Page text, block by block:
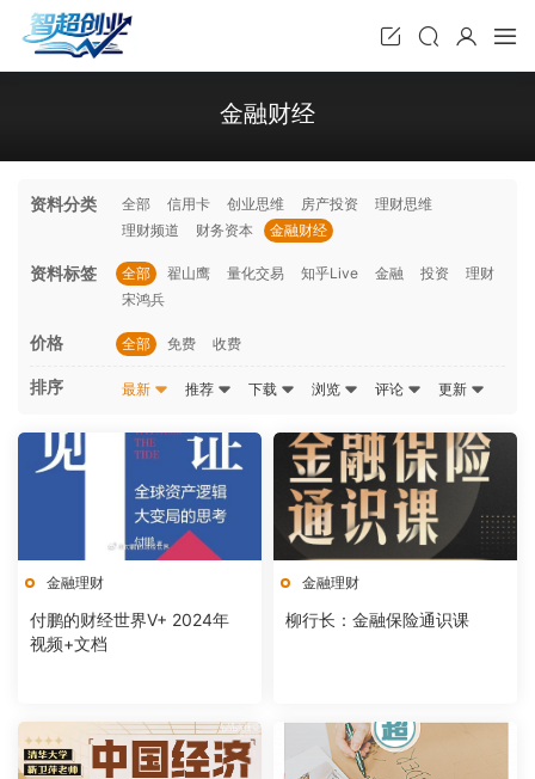
金融财经
资料分类 全部 信用卡 创业思维 房产投资
理财思维
理财频道
财务资本 金融财经
资料标签 全部 翟山鹰 量化交易 知乎Live 金融 投资
理财
宋鸿兵
价格 全部 免费 收费
排序 最新 推荐 下载 浏览 评论 更新
金融理财
付鹏的财经世界V+ 2024年
视频+文档
金融理财
柳行长：金融保险通识课